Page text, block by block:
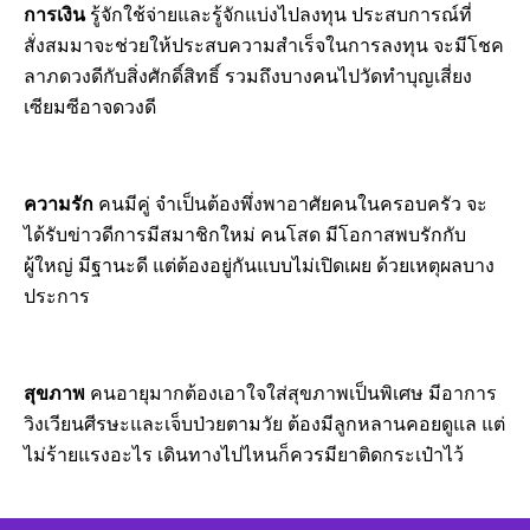
การเงิน รู้จักใช้จ่ายและรู้จักแบ่งไปลงทุน ประสบการณ์ที่
สั่งสมมาจะช่วยให้ประสบความสำเร็จในการลงทุน จะมีโชค
ลาภดวงดีกับสิ่งศักดิ์สิทธิ์ รวมถึงบางคนไปวัดทำบุญเสี่ยง
เซียมซีอาจดวงดี
ความรัก คนมีคู่ จำเป็นต้องพึ่งพาอาศัยคนในครอบครัว จะ
ได้รับข่าวดีการมีสมาชิกใหม่ คนโสด มีโอกาสพบรักกับ
ผู้ใหญ่ มีฐานะดี แต่ต้องอยู่กันแบบไม่เปิดเผย ด้วยเหตุผลบาง
ประการ
สุขภาพ คนอายุมากต้องเอาใจใส่สุขภาพเป็นพิเศษ มีอาการ
วิงเวียนศีรษะและเจ็บป่วยตามวัย ต้องมีลูกหลานคอยดูแล แต่
ไม่ร้ายแรงอะไร เดินทางไปไหนก็ควรมียาติดกระเป๋าไว้